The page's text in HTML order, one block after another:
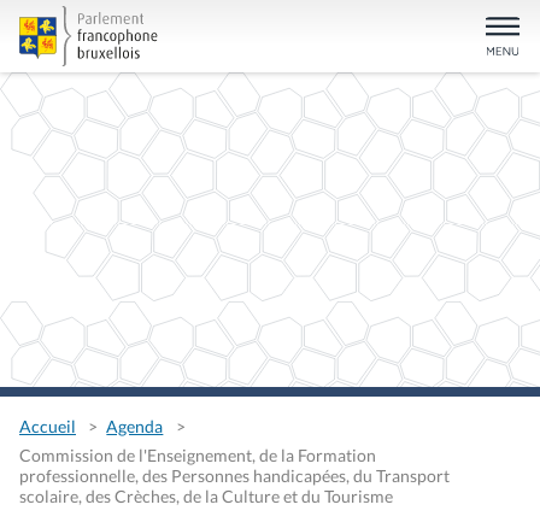
Accueil
Agenda
Commission de l'Enseignement, de la Formation
professionnelle, des Personnes handicapées, du Transport
scolaire, des Crèches, de la Culture et du Tourisme